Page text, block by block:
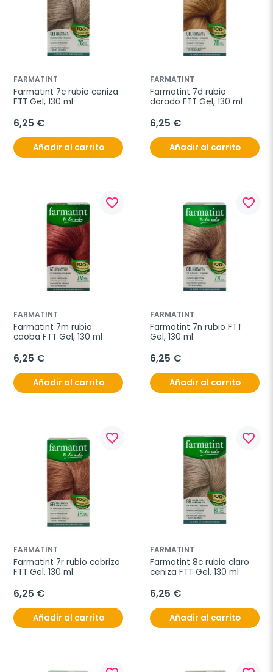
FARMATINT
Farmatint 7c rubio ceniza
FTT Gel, 130 ml
6,25 €
Añadir al carrito
FARMATINT
Farmatint 7d rubio
dorado FTT Gel, 130 ml
6,25 €
Añadir al carrito
favorite_border
FARMATINT
Farmatint 7m rubio
caoba FTT Gel, 130 ml
6,25 €
Añadir al carrito
favorite_border
FARMATINT
Farmatint 7n rubio FTT
Gel, 130 ml
6,25 €
Añadir al carrito
favorite_border
FARMATINT
Farmatint 7r rubio cobrizo
FTT Gel, 130 ml
6,25 €
Añadir al carrito
favorite_border
FARMATINT
Farmatint 8c rubio claro
ceniza FTT Gel, 130 ml
6,25 €
Añadir al carrito